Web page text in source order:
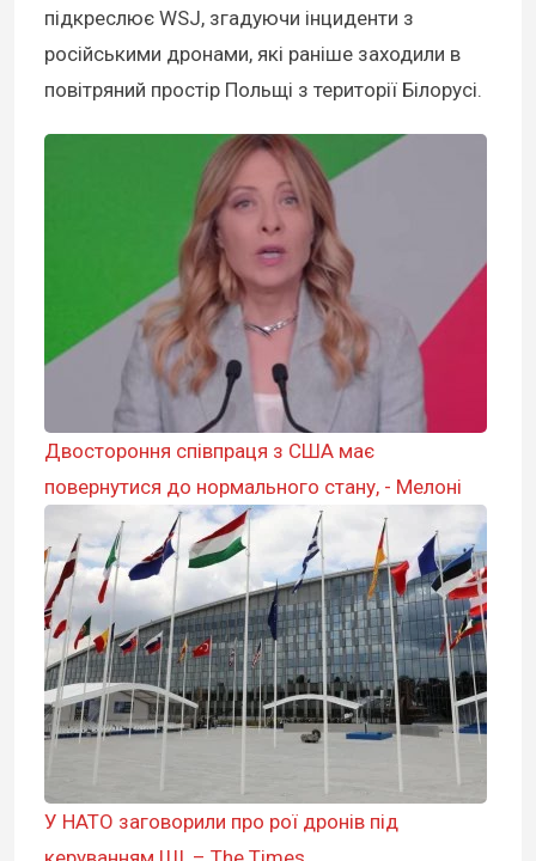
підкреслює WSJ, згадуючи інциденти з
російськими дронами, які раніше заходили в
повітряний простір Польщі з території Білорусі.
Двостороння співпраця з США має
повернутися до нормального стану, - Мелоні
У НАТО заговорили про рої дронів під